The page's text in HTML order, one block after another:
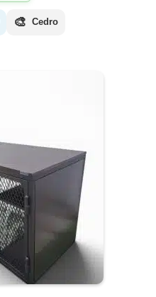
🎨 Cedro